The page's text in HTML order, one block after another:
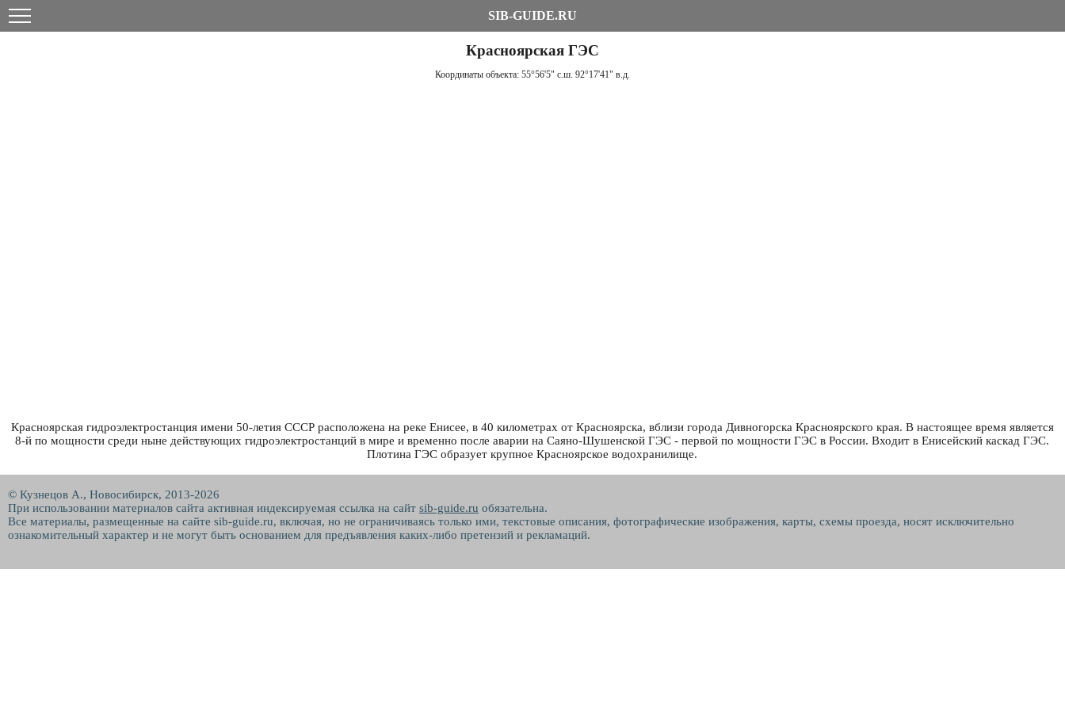
SIB-GUIDE.RU
Красноярская ГЭС
Координаты объекта: 55°56'5" с.ш. 92°17'41" в.д.
Красноярская гидроэлектростанция имени 50-летия СССР расположена на реке Енисее, в 40 километрах от Красноярска, вблизи города Дивногорска Красноярского края. В настоящее время является
8-й по мощности среди ныне действующих гидроэлектростанций в мире и временно после аварии на Саяно-Шушенской ГЭС - первой по мощности ГЭС в России. Входит в Енисейский каскад ГЭС.
Плотина ГЭС образует крупное Красноярское водохранилище.
© Кузнецов А., Новосибирск, 2013-2026
При использовании материалов сайта активная индексируемая ссылка на сайт sib-guide.ru обязательна.
Все материалы, размещенные на сайте sib-guide.ru, включая, но не ограничиваясь только ими, текстовые описания, фотографические изображения, карты, схемы проезда, носят исключительно
ознакомительный характер и не могут быть основанием для предъявления каких-либо претензий и рекламаций.